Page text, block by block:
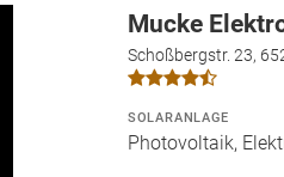
Mucke
Schoßbergstr. 23,
SOLARANLAGE
Photovoltaik,